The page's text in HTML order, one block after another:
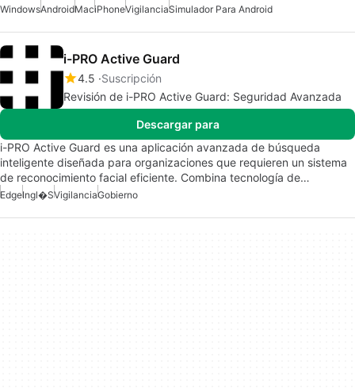
WindowsAndroidMaciPhoneVigilanciaSimulador Para Android
i-PRO Active Guard
4.5 Suscripción
Revisión de i-PRO Active Guard: Seguridad Avanzada
Descargar para
i-PRO Active Guard es una aplicación avanzada de búsqueda
inteligente diseñada para organizaciones que requieren un sistema
de reconocimiento facial eficiente. Combina tecnología de…
EdgeIngl�sVigilanciaGobierno